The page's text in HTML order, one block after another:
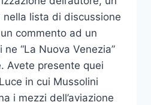
lista di discussione
commento ad un
“La Nuova Venezia”
Avete presente quei
in cui Mussolini
i mezzi dell’aviazione